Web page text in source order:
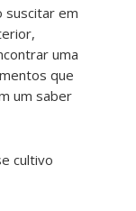
suscitar em
uma
que
um saber
cultivo